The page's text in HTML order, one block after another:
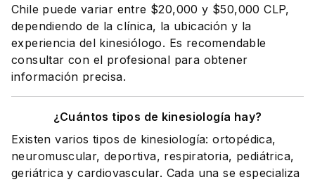
Chile puede variar entre $20,000 y $50,000 CLP,
dependiendo de la clínica, la ubicación y la
experiencia del kinesiólogo. Es recomendable
consultar con el profesional para obtener
información precisa.
¿Cuántos tipos de kinesiología hay?
Existen varios tipos de kinesiología: ortopédica,
neuromuscular, deportiva, respiratoria, pediátrica,
geriátrica y cardiovascular. Cada una se especializa